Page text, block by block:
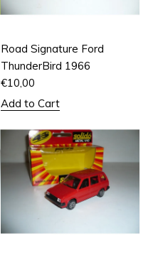
Road Signature Ford
ThunderBird 1966
€10,00
Add to Cart